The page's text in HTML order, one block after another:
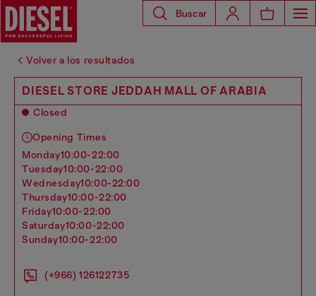
Buscar
Volver a los resultados
DIESEL STORE JEDDAH MALL OF ARABIA
Closed
Opening Times
monday10:00-22:00
tuesday10:00-22:00
wednesday10:00-22:00
thursday10:00-22:00
friday10:00-22:00
saturday10:00-22:00
sunday10:00-22:00
(+966) 126122735